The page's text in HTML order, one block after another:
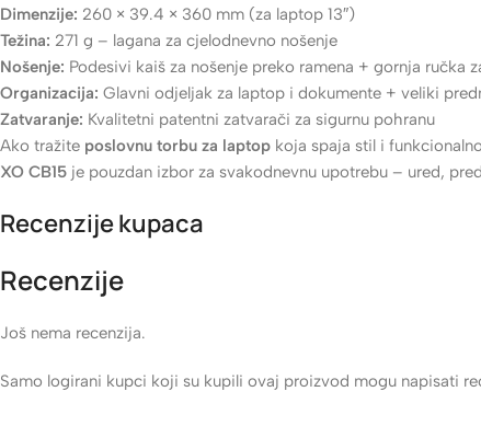
Dimenzije: 260 × 39.4 × 360 mm (za laptop 13″)
Težina: 271 g – lagana za cjelodnevno nošenje
Nošenje: Podesivi kaiš za nošenje preko ramena + gornja ručka
Organizacija: Glavni odjeljak za laptop i dokumente + veliki
Zatvaranje: Kvalitetni patentni zatvarači za sigurnu pohranu
Ako tražite poslovnu torbu za laptop koja spaja stil i
XO CB15 je pouzdan izbor za svakodnevnu upotrebu – ured,
Recenzije kupaca
Recenzije
Još nema recenzija.
Samo logirani kupci koji su kupili ovaj proizvod mogu napisati